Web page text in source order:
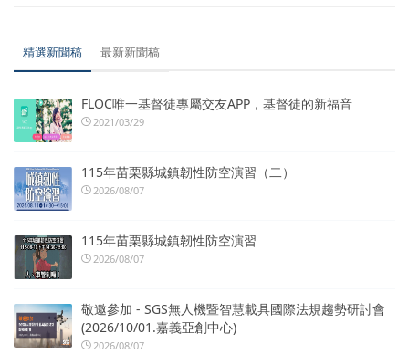
精選新聞稿 最新新聞稿
FLOC唯一基督徒專屬交友APP，基督徒的新福音
2021/03/29
115年苗栗縣城鎮韌性防空演習（二）
2026/08/07
115年苗栗縣城鎮韌性防空演習
2026/08/07
敬邀參加 - SGS無人機暨智慧載具國際法規趨勢研討會
(2026/10/01.嘉義亞創中心)
2026/08/07